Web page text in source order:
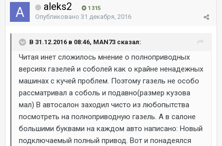
aleks2 1 315
Опубликовано 31 декабря, 2016
В 31.12.2016 в 08:46, MAN73 сказал:
Читая инет сложилось мнение о полноприводных
версиях газелей и соболей как о крайне ненадежных
машинах с кучей проблем. Поэтому газель не особо
рассматривал а соболь и подавно(размер кузова
мал) В автосалон заходил чисто из любопытства
посмотреть на полноприводную газель. А в салоне
большими буквами на каждом авто написано: Новый
подключаемый полный привод. Вот и понадеялся